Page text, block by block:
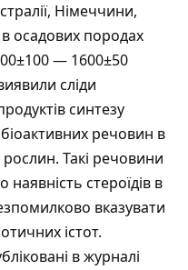
Німеччини,
осадових породах
— 1600±50
сліди
синтезу
речовин в
рослин. Такі речовини
стероїдів в
вказувати
істот.
в журналі